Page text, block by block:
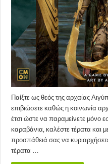
Παίξτε ως θεός της αρχαίας
επιβιώσετε καθώς η κοινωνία
έτσι ώστε να παραμείνετε μόνο
καραβάνια, καλέστε τέρατα και
προσπάθειά σας να
τέρατα …